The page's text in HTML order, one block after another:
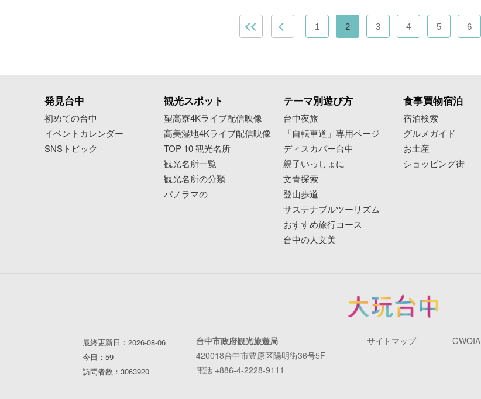
1 2 3 4 5 6
発見台中
初めての台中
イベントカレンダー
SNSトピック
観光スポット
望高寮4Kライブ配信映像
高美湿地4Kライブ配信映像
TOP 10 観光名所
観光名所一覧
観光名所の分類
パノラマの
テーマ別遊び方
台中夜旅
「自転車道」専用ページ
ディスカバー台中
親子いっしょに
文青探索
登山歩道
サステナブルツーリズム
おすすめ旅行コース
台中の人文美
食事買物宿泊
宿泊検索
グルメガイド
お土産
ショッピング街
最終更新日：2026-08-06
今日：59
訪問者数：3063920
台中市政府観光旅遊局
420018台中市豊原区陽明街36号5F
電話 +886-4-2228-9111
サイトマップ GWOIA